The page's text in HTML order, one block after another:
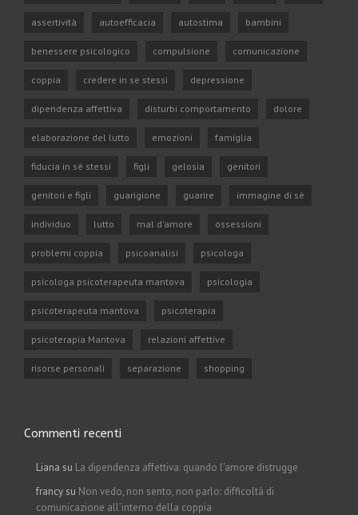
assertività autoefficacia autostima bambini
benessere psicologico compulsione comunicazione
coppia credere in se stessi depressione
dipendenza affettiva disturbi comportamento dolore
elaborazione del lutto emozioni famiglia
fiducia in sè stessi figli gelosia genitori
genitori e figli guarigione guarire immagine di sè
individuo lutto mal d'amore ossessioni
problemi coppia psicoanalisi psicologa
psicologa psicoterapeuta mantova psicologia
psicoterapeuta mantova psicoterapia
psicoterapia Mantova relazioni affettive
risorse personali separazione shopping
Commenti recenti
Liana su La dipendenza affettiva: quando l’amore distrugge
francy su Non vedo, non sento, non parlo: difficoltà di
comunicazione all’interno della coppia